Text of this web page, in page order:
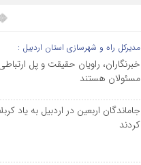
مدیرکل راه و شهرسازی استان اردبیل :
خبرنگاران، راویان حقیقت و پل
مسئولان هستند
جاماندگان اربعین در اردبیل به یاد
کردند